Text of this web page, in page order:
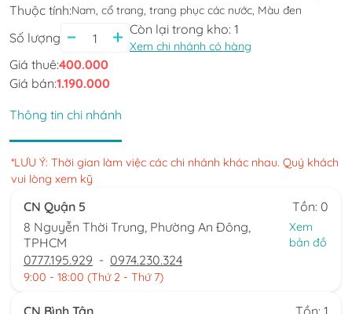
Thuộc tính:Nam, cổ trang, trang phục các nước, Màu đen
Số lượng
Còn lại trong kho: 1
Xem chi nhánh có hàng
Giá thuê:400.000
Giá bán:1.190.000
Thông tin chi nhánh
*LƯU Ý: Thời gian làm việc các chi nhánh khác nhau. Quý khách
vui lòng xem kỹ
CN Quận 5
Tồn: 0
8 Nguyễn Thời Trung, Phường An Đông,
TPHCM
Xem
bản đồ
0777.195.929 - 0974.230.324
9:00 - 18:00 (Thứ 2 - Thứ 7)